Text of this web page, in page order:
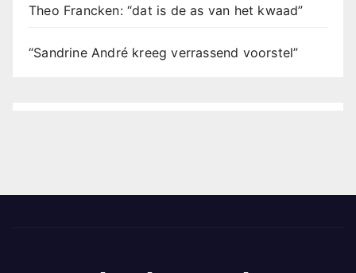
Theo Francken: “dat is de as van het kwaad”
“Sandrine André kreeg verrassend voorstel”